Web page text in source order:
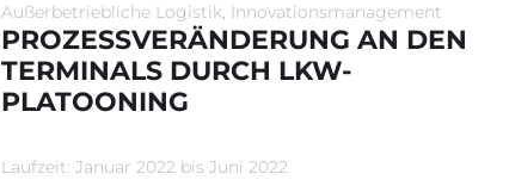
Außerbetriebliche Logistik, Innovationsmanagement
PROZESSVERÄNDERUNG AN DEN
TERMINALS DURCH LKW-
PLATOONING
Laufzeit: Januar 2022 bis Juni 2022